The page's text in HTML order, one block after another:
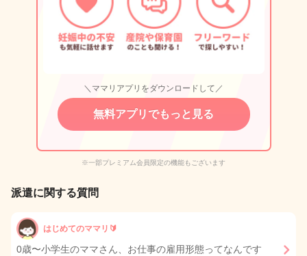
＼ママリアプリをダウンロードして／
無料アプリでもっと見る
※一部プレミアム会員限定の機能もございます
派遣に関する質問
はじめてのママリ🔰
0歳〜小学生のママさん、お仕事の雇用形態ってなんです